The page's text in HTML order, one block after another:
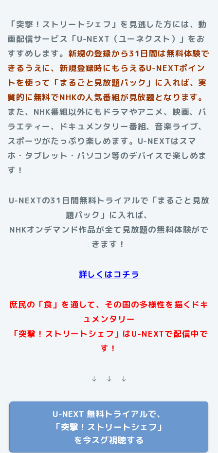
「突撃！ストリートシェフ」を見逃した方には、動
画配信サービス「U-NEXT（ユーネクスト）」をお
すすめします。 新規の登録から31日間は無料体験で
きるうえに、新規登録時にもらえるU-NEXTポイン
トを使って「まるごと見放題パック」に入れば、実
質的に無料でNHKの人気番組が見放題となります。
また、NHK番組以外にもドラマやアニメ、映画、バ
ラエティー、ドキュメンタリー番組、音楽ライブ、
スポーツがたっぷり楽しめます。U-NEXTはスマ
ホ・タブレット・パソコン等のデバイスで楽しめま
す！
U-NEXTの31日間無料トライアルで「まるごと見放
題パック」に入れば、
NHKオンデマンド作品が全て見放題の無料体験がで
きます！
詳しくはコチラ
庶民の「食」を通して、その国の多様性を描くドキ
ュメンタリー
「突撃！ストリートシェフ」はU-NEXTで配信中で
す！
↓ ↓ ↓
U-NEXT 無料トライアルで、
「突撃！ストリートシェフ」
を今スグ視聴する